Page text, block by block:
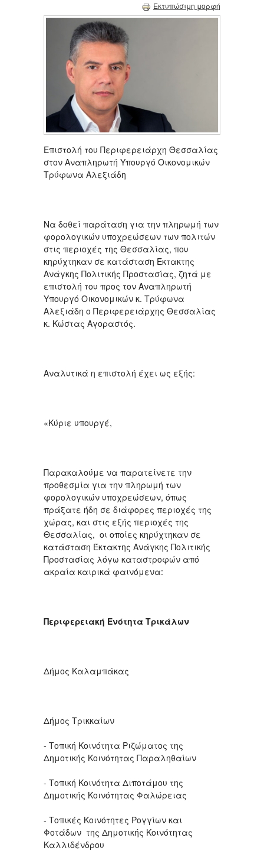
Εκτυπώσιμη μορφή
Επιστολή του Περιφερειάρχη Θεσσαλίας
στον Αναπληρωτή Υπουργό Οικονομικών
Τρύφωνα Αλεξιάδη
Να δοθεί παράταση για την πληρωμή των
φορολογικών υποχρεώσεων των πολιτών
στις περιοχές της Θεσσαλίας, που
κηρύχτηκαν σε κατάσταση Έκτακτης
Ανάγκης Πολιτικής Προστασίας, ζητά με
επιστολή του προς τον Αναπληρωτή
Υπουργό Οικονομικών κ. Τρύφωνα
Αλεξιάδη ο Περιφερειάρχης Θεσσαλίας
κ. Κώστας Αγοραστός.
Αναλυτικά η επιστολή έχει ως εξής:
«Κύριε υπουργέ,
Παρακαλούμε να παρατείνετε την
προθεσμία για την πληρωμή των
φορολογικών υποχρεώσεων, όπως
πράξατε ήδη σε διάφορες περιοχές της
χώρας, και στις εξής περιοχές της
Θεσσαλίας, οι οποίες κηρύχτηκαν σε
κατάσταση Έκτακτης Ανάγκης Πολιτικής
Προστασίας λόγω καταστροφών από
ακραία καιρικά φαινόμενα:
Περιφερειακή Ενότητα Τρικάλων
Δήμος Καλαμπάκας
Δήμος Τρικκαίων
- Τοπική Κοινότητα Ριζώματος της
Δημοτικής Κοινότητας Παραληθαίων
- Τοπική Κοινότητα Διποτάμου της
Δημοτικής Κοινότητας Φαλώρειας
- Τοπικές Κοινότητες Ρογγίων και
Φοτάδων της Δημοτικής Κοινότητας
Καλλιδένδρου